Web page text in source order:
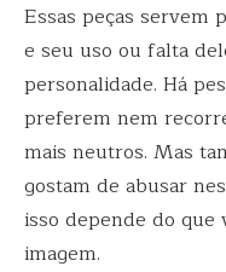
Essas peças servem
e seu uso ou falta
personalidade. Há
preferem nem
mais neutros. Mas
gostam de abusar
isso depende do
imagem.